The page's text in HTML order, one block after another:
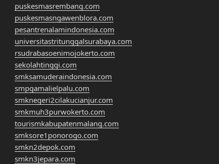
puskesmasrembang.com
puskesmasngawenblora.com
pesantrenalamindonesia.com
universitastritunggalsurabaya.com
rsudrabasoenimojokerto.com
sekolahtinggi.com
smksamuderaindonesia.com
smpgamalielpalu.com
smknegeri2cilakucianjur.com
smkmuh3purwokerto.com
tourismkabupatenmalang.com
smksore1ponorogo.com
smkn2depok.com
smkn3jepara.com